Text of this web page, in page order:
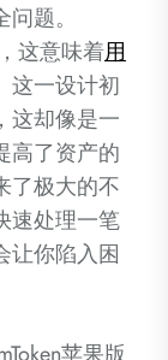
题。
这意味着用
这一设计初
这却像是一
高了资产的
了极大的不
速处理一笔
让你陷入困
苹果版